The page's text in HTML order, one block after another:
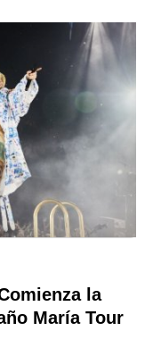
la
María Tour